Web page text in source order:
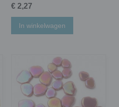
€ 2,27
In winkelwagen